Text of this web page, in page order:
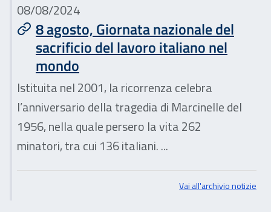
08/08/2024
8 agosto, Giornata nazionale del
sacrificio del lavoro italiano nel
mondo
Istituita nel 2001, la ricorrenza celebra
l’anniversario della tragedia di Marcinelle del
1956, nella quale persero la vita 262
minatori, tra cui 136 italiani. ...
Vai all'archivio notizie